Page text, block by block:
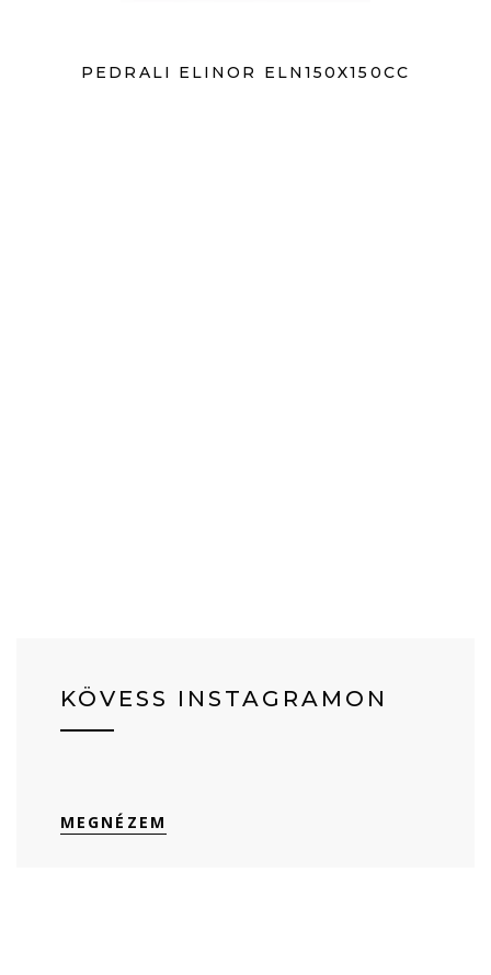
PEDRALI ELINOR ELN150X150CC
KÖVESS INSTAGRAMON
MEGNÉZEM